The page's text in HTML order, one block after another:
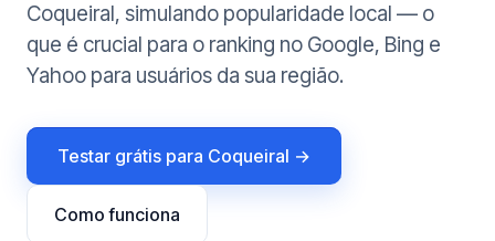
Coqueiral, simulando popularidade local — o
que é crucial para o ranking no Google, Bing e
Yahoo para usuários da sua região.
Testar grátis para Coqueiral →
Como funciona